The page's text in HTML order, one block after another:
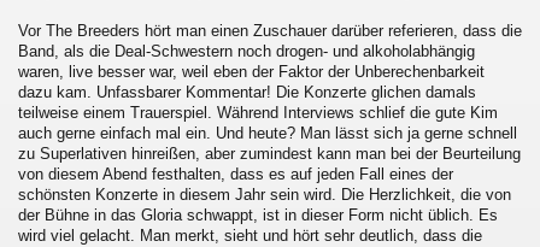
Vor The Breeders hört man einen Zuschauer darüber referieren, dass die
Band, als die Deal-Schwestern noch drogen- und alkoholabhängig
waren, live besser war, weil eben der Faktor der Unberechenbarkeit
dazu kam. Unfassbarer Kommentar! Die Konzerte glichen damals
teilweise einem Trauerspiel. Während Interviews schlief die gute Kim
auch gerne einfach mal ein. Und heute? Man lässt sich ja gerne schnell
zu Superlativen hinreißen, aber zumindest kann man bei der Beurteilung
von diesem Abend festhalten, dass es auf jeden Fall eines der
schönsten Konzerte in diesem Jahr sein wird. Die Herzlichkeit, die von
der Bühne in das Gloria schwappt, ist in dieser Form nicht üblich. Es
wird viel gelacht. Man merkt, sieht und hört sehr deutlich, dass die